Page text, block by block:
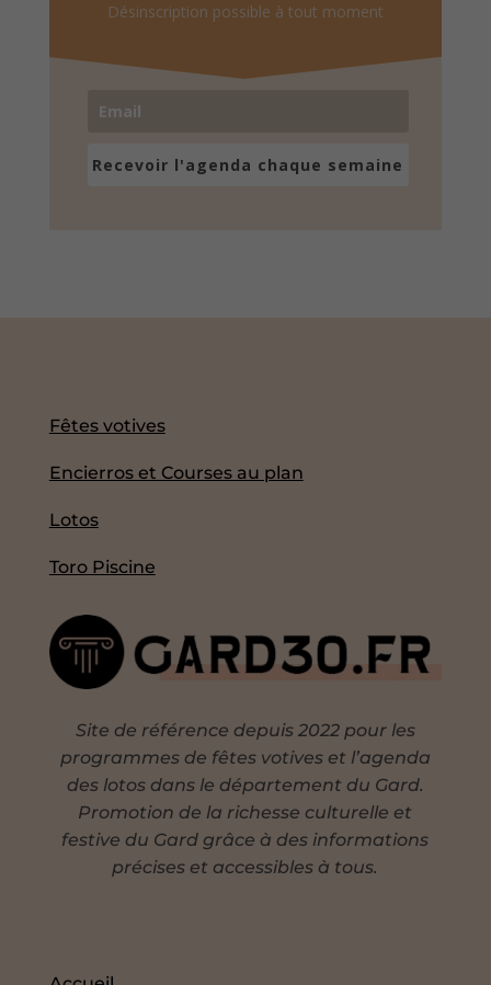
Désinscription possible à tout moment
Recevoir l'agenda chaque semaine
Fêtes votives
Encierros et Courses au plan
Lotos
Toro Piscine
Site de référence depuis 2022 pour les
programmes de fêtes votives et l’agenda
des lotos dans le département du Gard.
Promotion de la richesse culturelle et
festive du Gard grâce à des informations
précises et accessibles à tous.